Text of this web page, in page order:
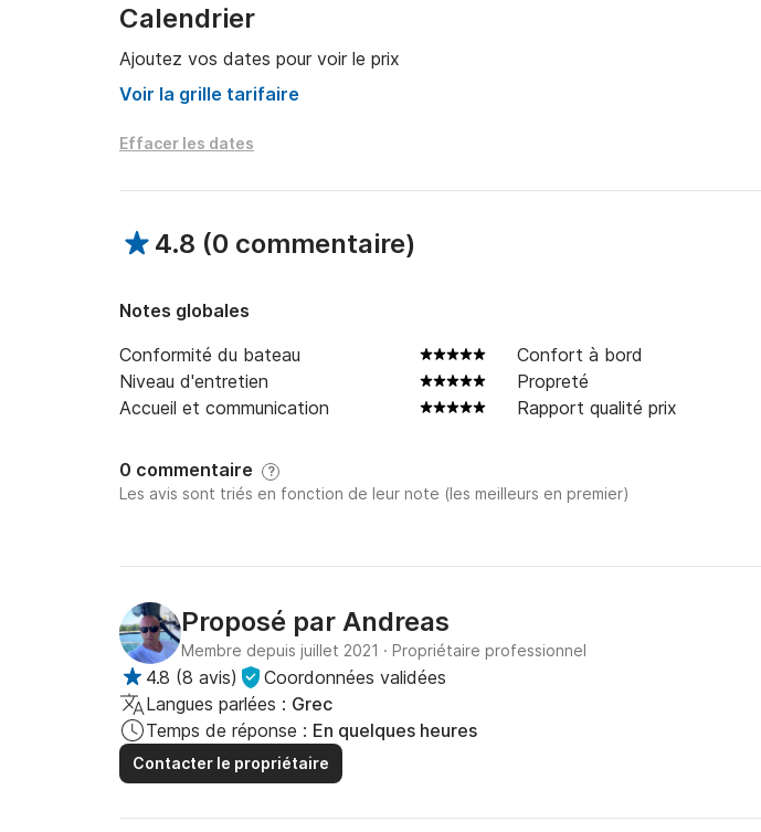
Calendrier
Ajoutez vos dates pour voir le prix
Voir la grille tarifaire
Effacer les dates
4.8 (0 commentaire)
Notes globales
Conformité du bateau
Confort à bord
Niveau d'entretien
Propreté
Accueil et communication
Rapport qualité prix
0 commentaire ?
Les avis sont triés en fonction de leur note (les meilleurs en premier)
Proposé par Andreas
Membre depuis juillet 2021 · Propriétaire professionnel
4.8 (8 avis)
Coordonnées validées
Langues parlées : Grec
Temps de réponse : En quelques heures
Contacter le propriétaire